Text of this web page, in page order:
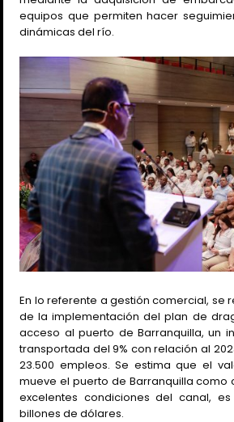
equipos que permiten hacer
dinámicas del río.
En lo referente a gestión comercial, se
de la implementación del plan de
acceso al puerto de Barranquilla, un
transportada del 9% con relación al
23.500 empleos. Se estima que el
mueve el puerto de Barranquilla como
excelentes condiciones del canal,
billones de dólares.